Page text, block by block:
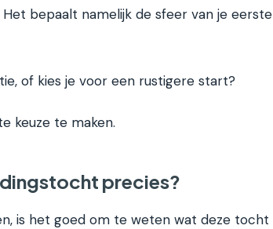
bepaalt namelijk de sfeer van je eerste
of kies je voor een rustigere start?
keuze te maken.
precies?
is het goed om te weten wat deze tocht